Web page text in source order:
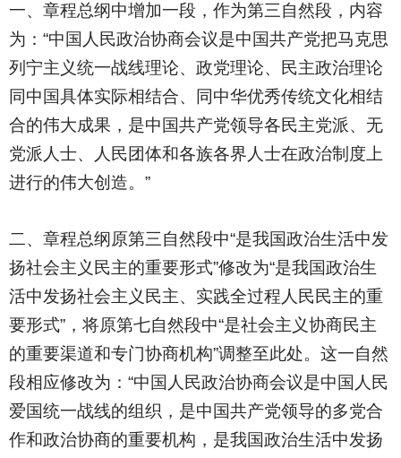
一、章程总纲中增加一段，作为第三自然段，内容
为：“中国人民政治协商会议是中国共产党把马克思
列宁主义统一战线理论、政党理论、民主政治理论
同中国具体实际相结合、同中华优秀传统文化相结
合的伟大成果，是中国共产党领导各民主党派、无
党派人士、人民团体和各族各界人士在政治制度上
进行的伟大创造。”
二、章程总纲原第三自然段中“是我国政治生活中发
扬社会主义民主的重要形式”修改为“是我国政治生
活中发扬社会主义民主、实践全过程人民民主的重
要形式”，将原第七自然段中“是社会主义协商民主
的重要渠道和专门协商机构”调整至此处。这一自然
段相应修改为：“中国人民政治协商会议是中国人民
爱国统一战线的组织，是中国共产党领导的多党合
作和政治协商的重要机构，是我国政治生活中发扬